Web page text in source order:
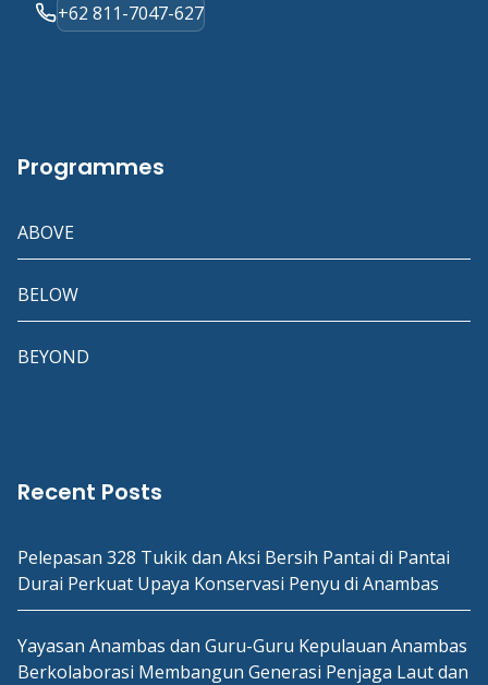
+62 811-7047-627
Programmes
ABOVE
BELOW
BEYOND
Recent Posts
Pelepasan 328 Tukik dan Aksi Bersih Pantai di Pantai
Durai Perkuat Upaya Konservasi Penyu di Anambas
Yayasan Anambas dan Guru-Guru Kepulauan Anambas
Berkolaborasi Membangun Generasi Penjaga Laut dan